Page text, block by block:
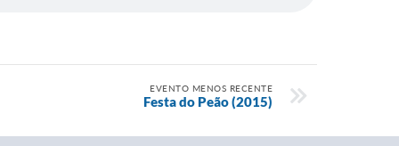
EVENTO MENOS RECENTE
Festa do Peão (2015)